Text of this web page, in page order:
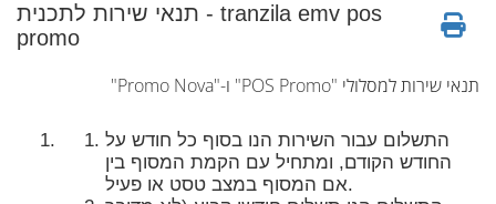
תנאי שירות לתכנית - tranzila emv pos
promo
תנאי שירות למסלולי "POS Promo" ו-"Promo Nova"
התשלום עבור השירות הנו בסוף כל חודש על
החודש הקודם, ומתחיל עם הקמת המסוף בין
אם המסוף במצב טסט או פעיל.